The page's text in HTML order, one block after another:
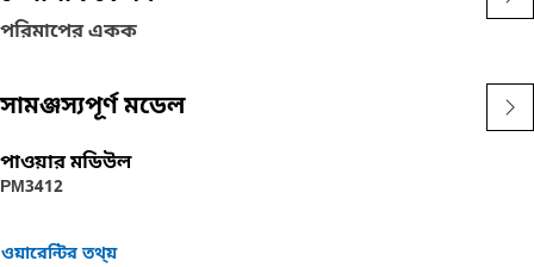
পরিমাপের একক
সামঞ্জস্যপূর্ণ মডেল
পাওয়ার মডিউল
PM3412
ওয়ারেন্টির তথ্য়